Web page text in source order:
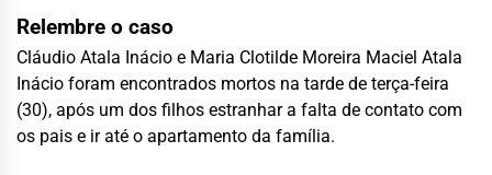
Relembre o caso
Cláudio Atala Inácio e Maria Clotilde Moreira Maciel Atala
Inácio foram encontrados mortos na tarde de terça-feira
(30), após um dos filhos estranhar a falta de contato com
os pais e ir até o apartamento da família.